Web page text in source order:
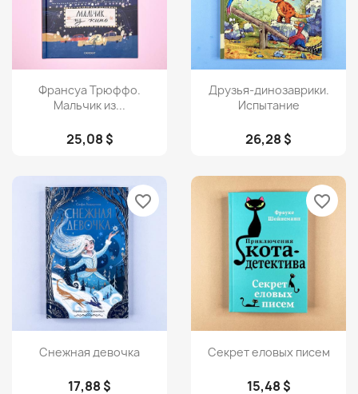
Просмотр
Франсуа Трюффо.
Мальчик из...
25,08 $
Просмотр
Друзья-динозаврики.
Испытание
26,28 $
Просмотр
Снежная девочка
17,88 $
favorite_border
Просмотр
Секрет еловых писем
15,48 $
favorite_border